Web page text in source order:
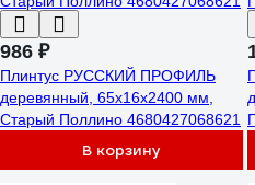
986 ₽
Плинтус РУССКИЙ ПРОФИЛЬ
деревянный, 65х16х2400 мм,
Старый Поллино 4680427068621
В корзину